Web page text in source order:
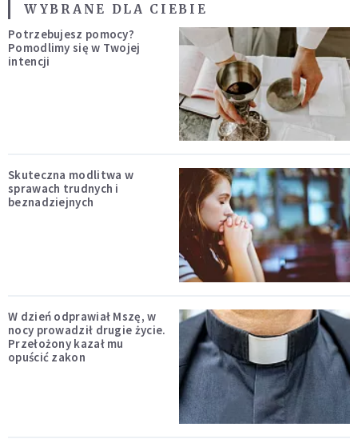
WYBRANE DLA CIEBIE
Potrzebujesz pomocy?
Pomodlimy się w Twojej
intencji
Skuteczna modlitwa w
sprawach trudnych i
beznadziejnych
W dzień odprawiał Mszę, w
nocy prowadził drugie życie.
Przełożony kazał mu
opuścić zakon